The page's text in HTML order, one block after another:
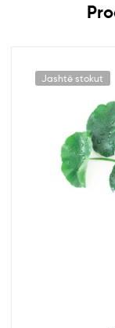
Jashtë stokut